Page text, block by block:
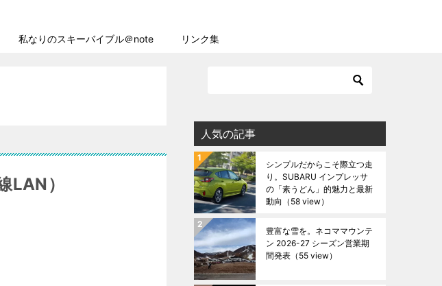
私なりのスキーバイブル＠note リンク集
LAN）
人気の記事
シンプルだからこそ際立つ走
り。SUBARU インプレッサ
の「素うどん」的魅力と最新
動向 （58 view）
豊富な雪を。ネコママウンテ
ン 2026-27 シーズン営業期
間発表 （55 view）